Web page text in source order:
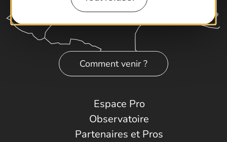
Comment venir ?
Espace Pro
Observatoire
Partenaires et Pros